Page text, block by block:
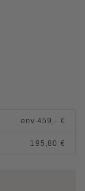
env. 459,- €
195,80 €